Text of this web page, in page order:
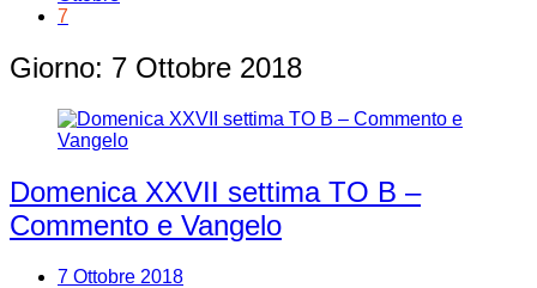
7
Giorno: 7 Ottobre 2018
Domenica XXVII settima TO B –
Commento e Vangelo
7 Ottobre 2018